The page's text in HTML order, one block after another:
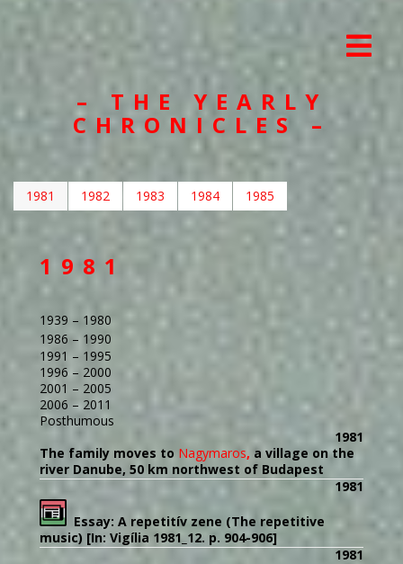
– THE YEARLY
CHRONICLES –
1981 1982 1983 1984 1985
1981
1939 – 1980
1986 – 1990
1991 – 1995
1996 – 2000
2001 – 2005
2006 – 2011
Posthumous
1981
The family moves to Nagymaros, a village on the
river Danube, 50 km northwest of Budapest
1981
Essay: A repetitív zene (The repetitive
music) [In: Vigília 1981_12. p. 904-906]
1981